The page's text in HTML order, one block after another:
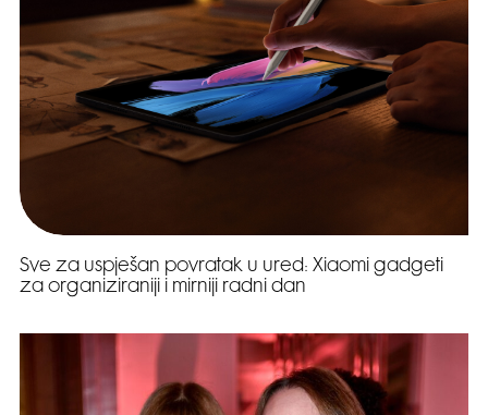
Sve za uspješan povratak u ured: Xiaomi gadgeti
za organiziraniji i mirniji radni dan